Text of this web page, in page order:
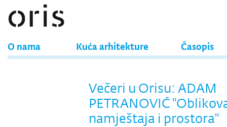
O nama Kuća arhitekture Časopis
Večeri u Orisu: ADAM
PETRANOVIĆ
namještaja i prostora"